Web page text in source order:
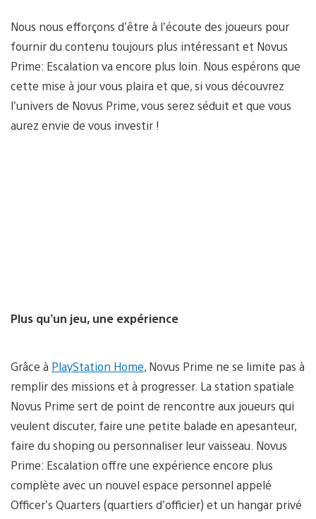
Nous nous efforçons d’être à l’écoute des joueurs pour
fournir du contenu toujours plus intéressant et Novus
Prime: Escalation va encore plus loin. Nous espérons que
cette mise à jour vous plaira et que, si vous découvrez
l’univers de Novus Prime, vous serez séduit et que vous
aurez envie de vous investir !
Plus qu’un jeu, une expérience
Grâce à PlayStation Home, Novus Prime ne se limite pas à
remplir des missions et à progresser. La station spatiale
Novus Prime sert de point de rencontre aux joueurs qui
veulent discuter, faire une petite balade en apesanteur,
faire du shoping ou personnaliser leur vaisseau. Novus
Prime: Escalation offre une expérience encore plus
complète avec un nouvel espace personnel appelé
Officer’s Quarters (quartiers d’officier) et un hangar privé